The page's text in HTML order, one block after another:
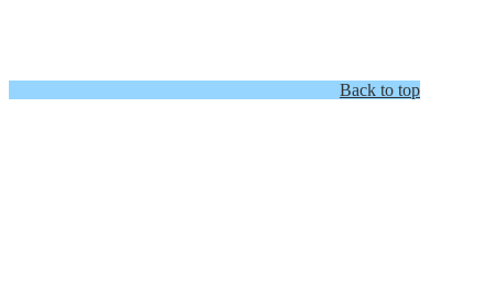
Back to top